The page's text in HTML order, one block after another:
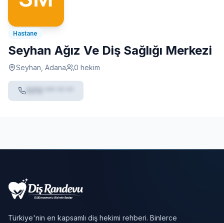
Hastane
Seyhan Ağız Ve Diş Sağlığı Merkezi
Seyhan, Adana 0 hekim
Türkiye'nin en kapsamlı diş hekimi rehberi. Binlerce